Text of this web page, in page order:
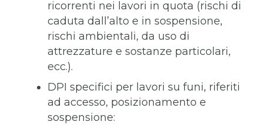
ricorrenti nei lavori in quota (rischi di
caduta dall’alto e in sospensione,
rischi ambientali, da uso di
attrezzature e sostanze particolari,
ecc.).
DPI specifici per lavori su funi, riferiti
ad accesso, posizionamento e
sospensione: